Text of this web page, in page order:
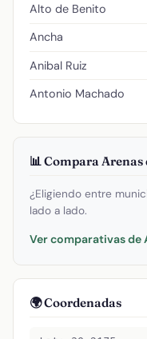
Alto de Benito
Ancha
Anibal Ruiz
Antonio Machado
📊 Compara Arenas
¿Eligiendo entre
lado a lado.
Ver comparativas de
🌍 Coordenadas